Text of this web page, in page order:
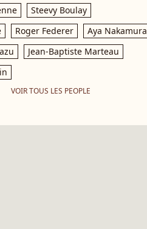
Steevy Boulay
Roger Federer
Aya Nakamura
Jean-Baptiste Marteau
VOIR TOUS LES PEOPLE